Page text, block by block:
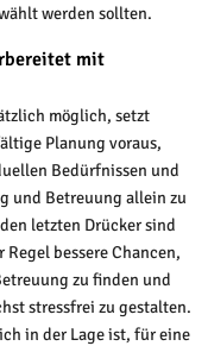
werden sollten.
mit
möglich, setzt
Planung voraus,
Bedürfnissen und
und Betreuung allein zu
letzten Drücker sind
bessere Chancen,
zu finden und
stressfrei zu gestalten.
in der Lage ist, für eine